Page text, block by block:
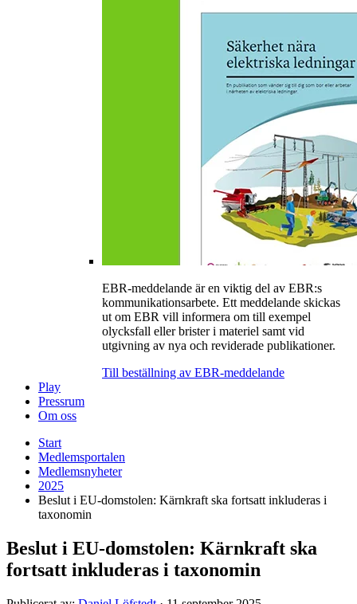
EBR-meddelande är en viktig del av EBR:s
kommunikationsarbete. Ett meddelande skickas
ut om EBR vill informera om till exempel
olycksfall eller brister i materiel samt vid
utgivning av nya och reviderade publikationer.
Till beställning av EBR-meddelande
Play
Pressrum
Om oss
Start
Medlemsportalen
Medlemsnyheter
2025
Beslut i EU-domstolen: Kärnkraft ska fortsatt inkluderas i
taxonomin
Beslut i EU-domstolen: Kärnkraft ska
fortsatt inkluderas i taxonomin